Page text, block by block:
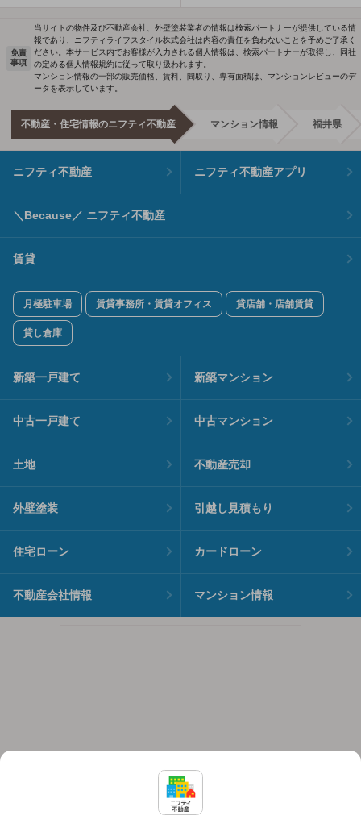
免責
事項
当サイトの物件及び不動産会社、外壁塗装業者の情報は検索パートナーが提供している情
報であり、ニフティライフスタイル株式会社は内容の責任を負わないことを予めご了承く
ださい。本サービス内でお客様が入力される個人情報は、検索パートナーが取得し、同社
の定める個人情報規約に従って取り扱われます。
マンション情報の一部の販売価格、賃料、間取り、専有面積は、マンションレビューのデ
ータを表示しています。
不動産・住宅情報のニフティ不動産 マンション情報 福井県
ニフティ不動産 ニフティ不動産アプリ
＼Because／ ニフティ不動産
賃貸
月極駐車場 賃貸事務所・賃貸オフィス 貸店舗・店舗賃貸
貸し倉庫
新築一戸建て 新築マンション
中古一戸建て 中古マンション
土地 不動産売却
外壁塗装 引越し見積もり
住宅ローン カードローン
不動産会社情報 マンション情報